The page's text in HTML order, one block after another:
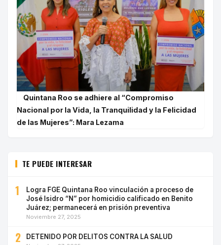
Quintana Roo se adhiere al “Compromiso
Nacional por la Vida, la Tranquilidad y la Felicidad
de las Mujeres”: Mara Lezama
TE PUEDE INTERESAR
1
Logra FGE Quintana Roo vinculación a proceso de
José Isidro “N” por homicidio calificado en Benito
Juárez; permanecerá en prisión preventiva
Noviembre 27, 2025
2 DETENIDO POR DELITOS CONTRA LA SALUD